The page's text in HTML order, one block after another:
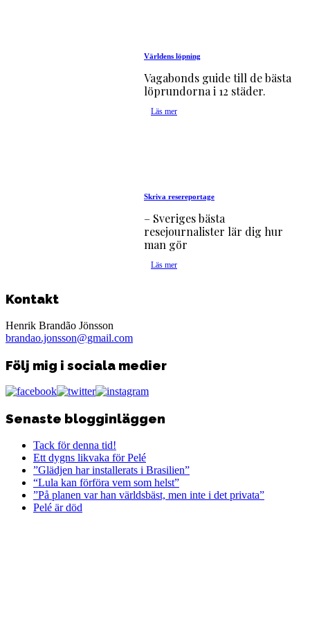
Världens löpning
Vagabonds guide till de bästa
löprundorna i 12 städer.
Läs mer
Skriva resereportage
– Sveriges bästa
resejournalister lär dig hur
man gör
Läs mer
Kontakt
Henrik Brandão Jönsson
brandao.jonsson@gmail.com
Följ mig i sociala medier
Senaste blogginläggen
Tack för denna tid!
Ett dygns likvaka för Pelé
”Glädjen har installerats i Brasilien”
“Lula kan förföra vem som helst”
”På planen var han världsbäst, men inte i det privata”
Pelé är död